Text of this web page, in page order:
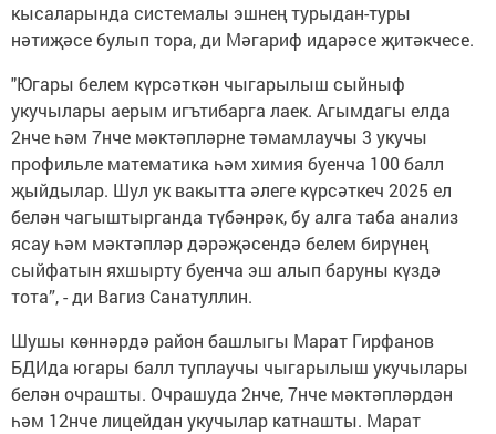
кысаларында системалы эшнең турыдан-туры
нәтиҗәсе булып тора, ди Мәгариф идарәсе җитәкчесе.
"Югары белем күрсәткән чыгарылыш сыйныф
укучылары аерым игътибарга лаек. Агымдагы елда
2нче һәм 7нче мәктәпләрне тәмамлаучы 3 укучы
профильле математика һәм химия буенча 100 балл
җыйдылар. Шул ук вакытта әлеге күрсәткеч 2025 ел
белән чагыштырганда түбәнрәк, бу алга таба анализ
ясау һәм мәктәпләр дәрәҗәсендә белем бирүнең
сыйфатын яхшырту буенча эш алып баруны күздә
тота”, - ди Вагиз Санатуллин.
Шушы көннәрдә район башлыгы Марат Гирфанов
БДИда югары балл туплаучы чыгарылыш укучылары
белән очрашты. Очрашуда 2нче, 7нче мәктәпләрдән
һәм 12нче лицейдан укучылар катнашты. Марат